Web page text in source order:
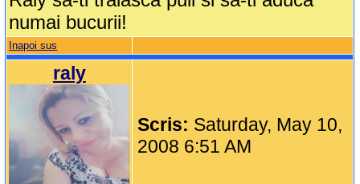
numai bucurii!
Inapoi sus
raly
Scris: Saturday, May 10,
2008 6:51 AM